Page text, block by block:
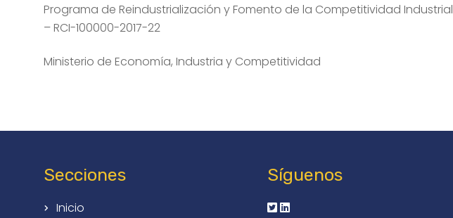
Programa de Reindustrialización y Fomento de la Competitividad Industrial
– RCI-100000-2017-22
Ministerio de Economía, Industria y Competitividad
Secciones
Inicio
Síguenos